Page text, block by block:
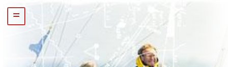
=